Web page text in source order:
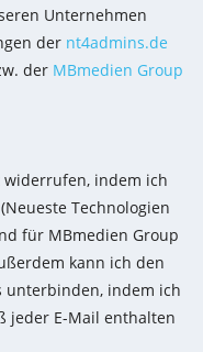
Unternehmen
der nt4admins.de
der MBmedien Group
indem ich
Technologien
kann ich den
unterbinden, indem ich
jeder E-Mail enthalten